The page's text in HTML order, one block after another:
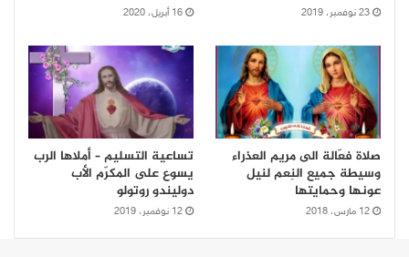
23 نوفمبر، 2019 16 أبريل، 2020
صلاة فعّالة الى مريم العذراء
وسيطة جميع النِعم لنيل
عونها وحمايتها
12 مارس، 2018
تساعية التسليم – أملاها الرب
يسوع على المكرّم الأب
دوليندو روتولو
12 نوفمبر، 2019